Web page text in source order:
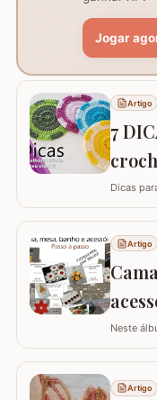
Jogar
Artigo
7
Dicas
garante
trabalho
falso
Artigo
Neste
clicar nas
colcha de
Artigo